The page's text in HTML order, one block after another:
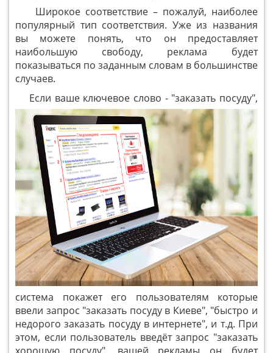
Широкое соответствие – пожалуй, наиболее
популярный тип соответствия. Уже из названия
вы можете понять, что он предоставляет
наибольшую свободу, реклама будет
показываться по заданным словам в большинстве
случаев.
Если ваше ключевое слово - "заказать посуду",
система покажет его пользователям которые
ввели запрос "заказать посуду в Киеве", "быстро и
недорого заказать посуду в интернете", и т.д. При
этом, если пользователь введёт запрос "заказать